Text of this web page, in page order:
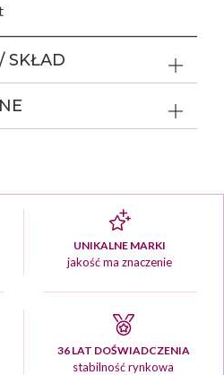
SKŁAD
UNIKALNE MARKI
jakość ma znaczenie
36 LAT DOŚWIADCZENIA
stabilność rynkowa